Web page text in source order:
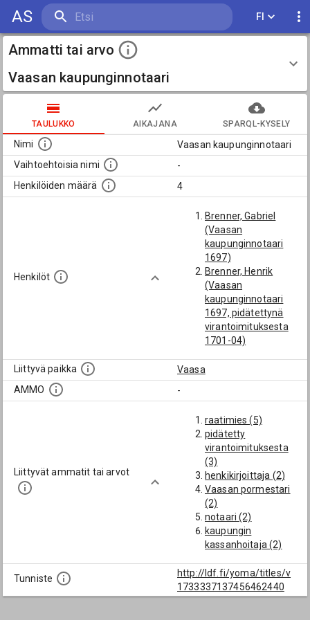
AS FI
Ammatti tai arvo
Vaasan kaupunginnotaari
TAULUKKO AIKAJANA SPARQL-KYSELY
Nimi
Vaasan kaupunginnotaari
Vaihtoehtoisia nimi
-
Henkilöiden määrä
4
Henkilöt
Brenner, Gabriel
(Vaasan
kaupunginnotaari
1697)
Brenner, Henrik
(Vaasan
kaupunginnotaari
1697, pidätettynä
virantoimituksesta
1701-04)
kaupunginnotaari
(Vaasan
kaupunginnotaari ja
kaupungin
kassanhoitaja)
Liittyvä paikka
Vaasa
AMMO
-
Liittyvät ammatit tai arvot
raatimies (5)
pidätetty
virantoimituksesta
(3)
henkikirjoittaja (2)
Vaasan pormestari
(2)
notaari (2)
kaupungin
kassanhoitaja (2)
kirkonisäntä (1)
asessori (1)
Tunniste
http://ldf.fi/yoma/titles/v
1733337137456462440